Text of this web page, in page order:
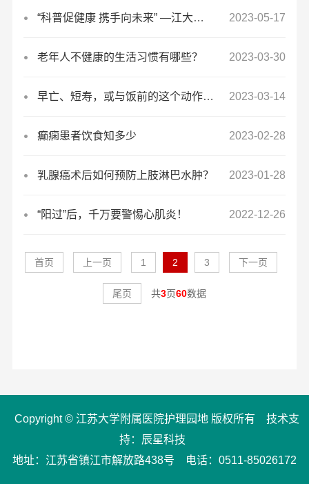
2023-05-17
“科普促健康 携手向未来” —江大附院神经外科护理组走进京口区健康路社区卫生服务中心
2023-03-30
老年人不健康的生活习惯有哪些？
2023-03-14
早亡、短寿，或与饭前的这个动作有关
2023-02-28
癫痫患者饮食知多少
2023-01-28
乳腺癌术后如何预防上肢淋巴水肿？
2022-12-26
“阳过”后，千万要警惕心肌炎！
首页 上一页 1 2 3 下一页
尾页 共3页60数据
Copyright © 江苏大学附属医院护理园地 版权所有
技术支
持：辰星科技
地址：江苏省镇江市解放路438号
电话：0511-85026172